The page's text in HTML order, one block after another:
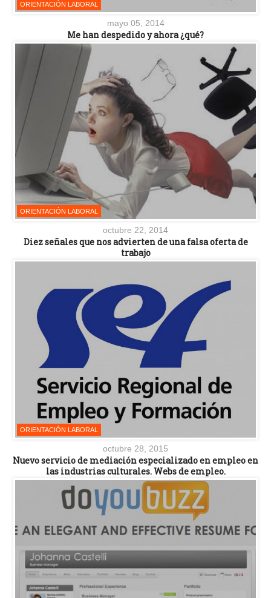
ORIENTACIÓN LABORAL
mayo 05, 2014
Me han despedido y ahora ¿qué?
ORIENTACIÓN LABORAL
octubre 22, 2014
Diez señales que nos advierten de una falsa oferta de
trabajo
ORIENTACIÓN LABORAL
octubre 28, 2015
Nuevo servicio de mediación especializado en empleo en
las industrias culturales. Webs de empleo.